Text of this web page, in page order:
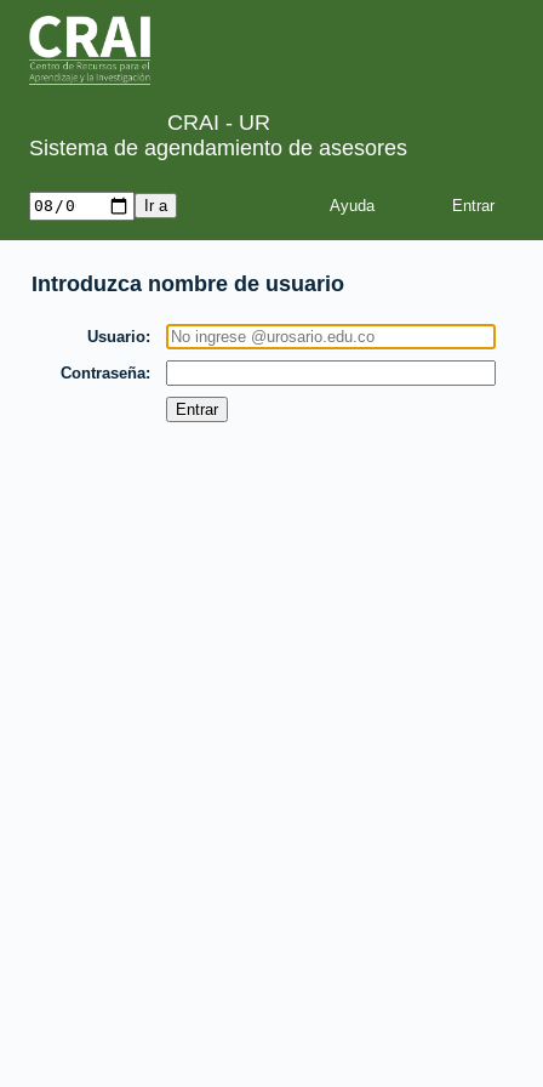
CRAI - UR
Sistema de agendamiento de asesores
Ayuda
Introduzca nombre de usuario
Usuario
Contraseña